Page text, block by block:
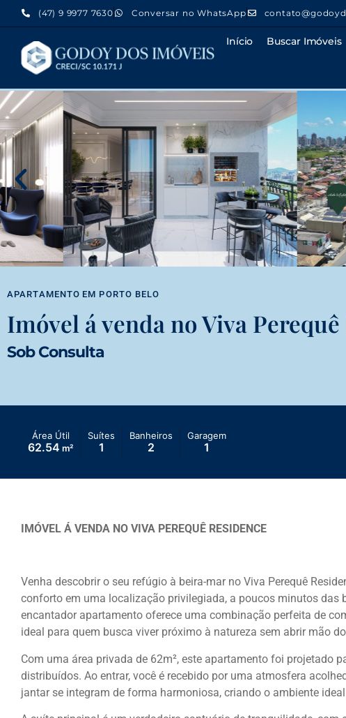
(47) 9 9977 7630 Conversar no WhatsApp
Início Buscar Imóveis
APARTAMENTO EM PORTO BELO
Imóvel á venda no Viva Perequê
Sob Consulta
Área Útil
62.54 m²
Suítes
1
Banheiros
2
Garagem
1
IMÓVEL Á VENDA NO VIVA PEREQUÊ RESIDENCE
Venha descobrir o seu refúgio à beira-mar no Viva Perequê
conforto em uma localização privilegiada, a poucos minutos das
encantador apartamento oferece uma combinação perfeita de
ideal para quem busca viver próximo à natureza sem abrir mão
Com uma área privada de 62m², este apartamento foi projetado
distribuídos. Ao entrar, você é recebido por uma atmosfera
jantar se integram de forma harmoniosa, criando o ambiente